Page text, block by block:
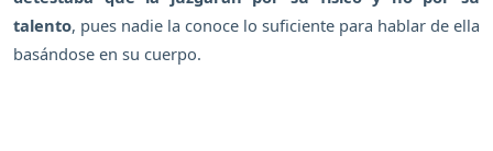
talento, pues nadie la conoce lo suficiente para hablar de ella
basándose en su cuerpo.